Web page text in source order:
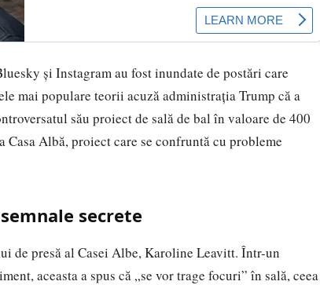
și Instagram au fost inundate de postări care
mai populare teorii acuză administrația Trump că a
său proiect de sală de bal în valoare de 400
Casa Albă, proiect care se confruntă cu probleme
secrete
de presă al Casei Albe, Karoline Leavitt. Într-un
aceasta a spus că „se vor trage focuri” în sală, ceea